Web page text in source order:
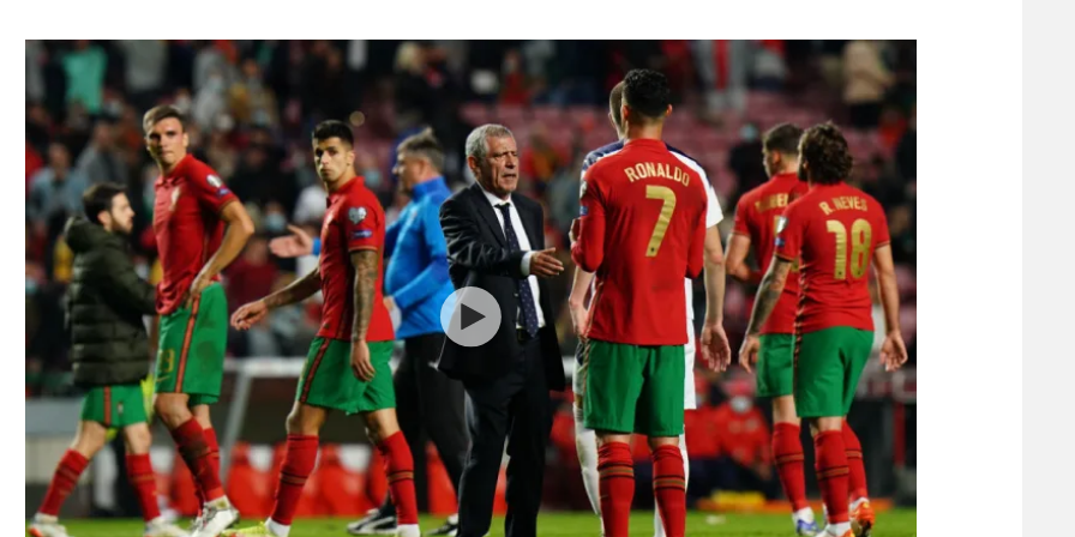
תקנון משתתפים וזוכים בפרסים
תקנון עבור פעילות אלקטרה
תקנון עבור פעילות ספורט 1 – "מרלן"
גיימינג E-Sports
תנאי שימוש
מדיניות פרטיות
תקנון פעילות ספורט 1
רשיון להקרנה פומבית לבית עסק
הצטרפות לחבילת הערוצים
לוח דרושים – ג'ובנט
תגיות
הפועל תל אביב
הפועל חיפה
הפועל באר שבע
מכבי נתניה
בני יהודה
ליגה סינית
ליגה ברזילאית
ליגות נוספות